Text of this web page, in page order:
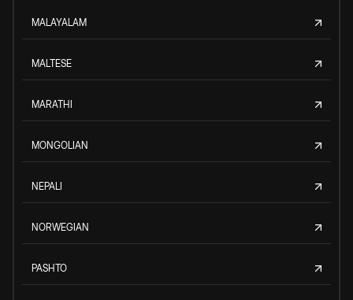
MALAYALAM
MALTESE
MARATHI
MONGOLIAN
NEPALI
NORWEGIAN
PASHTO